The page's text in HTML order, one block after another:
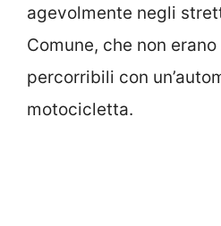
agevolmente negli
Comune, che non
percorribili con
motocicletta.